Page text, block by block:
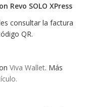
Revo SOLO XPress
consultar la factura
QR.
Viva Wallet. Más